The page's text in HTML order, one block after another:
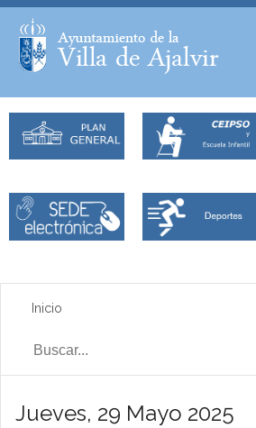
Facebook
Inicio
Jueves, 29 Mayo 2025